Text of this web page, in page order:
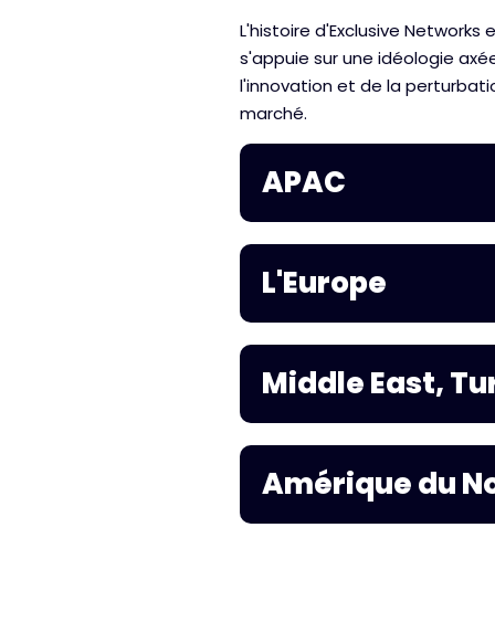
L'histoire d'Exclusive
s'appuie sur une idéologie
l'innovation et de la
marché.
APAC
L'Europe
Middle East,
Amérique du